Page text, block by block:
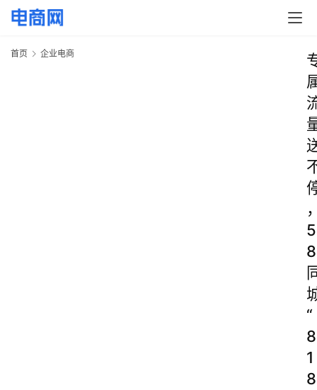
首页 企业电商
5
8
“
8
1
8